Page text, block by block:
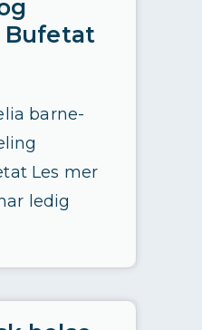
Bufetat
barne-
Les mer
ledig